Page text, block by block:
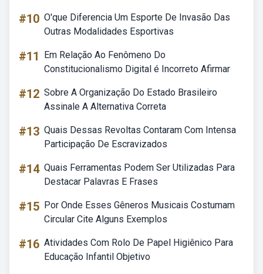
#10 O'que Diferencia Um Esporte De Invasão Das
Outras Modalidades Esportivas
#11
Em Relação Ao Fenômeno Do
Constitucionalismo Digital é Incorreto Afirmar
#12 Sobre A Organização Do Estado Brasileiro
Assinale A Alternativa Correta
#13 Quais Dessas Revoltas Contaram Com Intensa
Participação De Escravizados
#14 Quais Ferramentas Podem Ser Utilizadas Para
Destacar Palavras E Frases
#15 Por Onde Esses Gêneros Musicais Costumam
Circular Cite Alguns Exemplos
#16 Atividades Com Rolo De Papel Higiênico Para
Educação Infantil Objetivo